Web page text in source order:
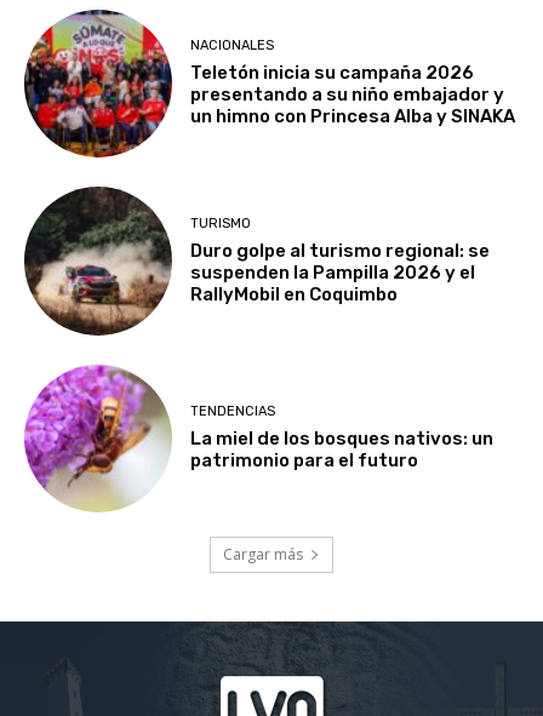
NACIONALES
Teletón inicia su campaña 2026
presentando a su niño embajador y
un himno con Princesa Alba y SINAKA
TURISMO
Duro golpe al turismo regional: se
suspenden la Pampilla 2026 y el
RallyMobil en Coquimbo
TENDENCIAS
La miel de los bosques nativos: un
patrimonio para el futuro
Cargar más